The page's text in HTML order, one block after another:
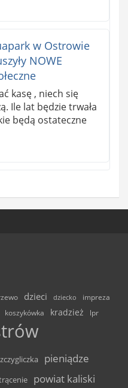
w Ostrowie
NOWE
kasę , niech się
Ile lat będzie trwała
będą ostateczne
dzieci dziecko
impreza
koszykówka kradzież lpr
pieniądze
powiat kaliski